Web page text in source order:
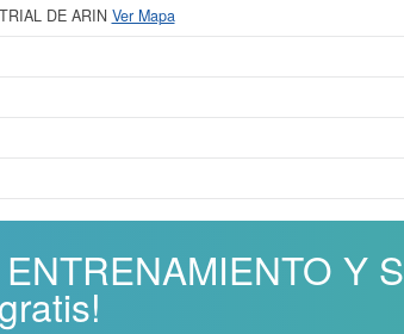
DE ARIN Ver Mapa
Y S